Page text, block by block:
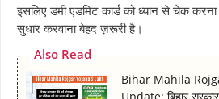
इसलिए डमी एडमिट कार्ड को ध्यान से चेक
सुधार करवाना बेहद ज़रूरी है।
Also Read
Bihar Mahila
Update: बिहार